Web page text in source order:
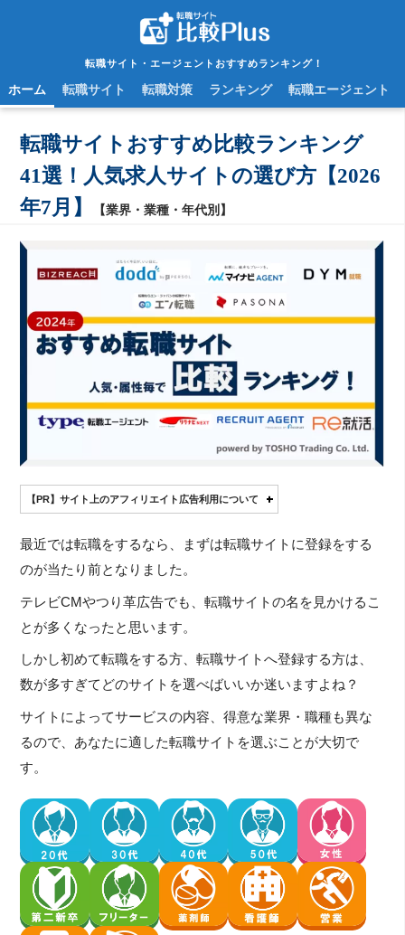
転職サイト・エージェントおすすめランキング！
ホーム 転職サイト 転職対策 ランキング 転職エージェント
転職サイトおすすめ比較ランキング
41選！人気求人サイトの選び方【2026
年7月】
【PR】サイト上のアフィリエイト広告利用について
最近では転職をするなら、まずは転職サイトに登録をする
のが当たり前となりました。
テレビCMやつり革広告でも、転職サイトの名を見かけるこ
とが多くなったと思います。
しかし初めて転職をする方、転職サイトへ登録する方は、
数が多すぎてどのサイトを選べばいいか迷いますよね？
サイトによってサービスの内容、得意な業界・職種も異な
るので、あなたに適した転職サイトを選ぶことが大切で
す。